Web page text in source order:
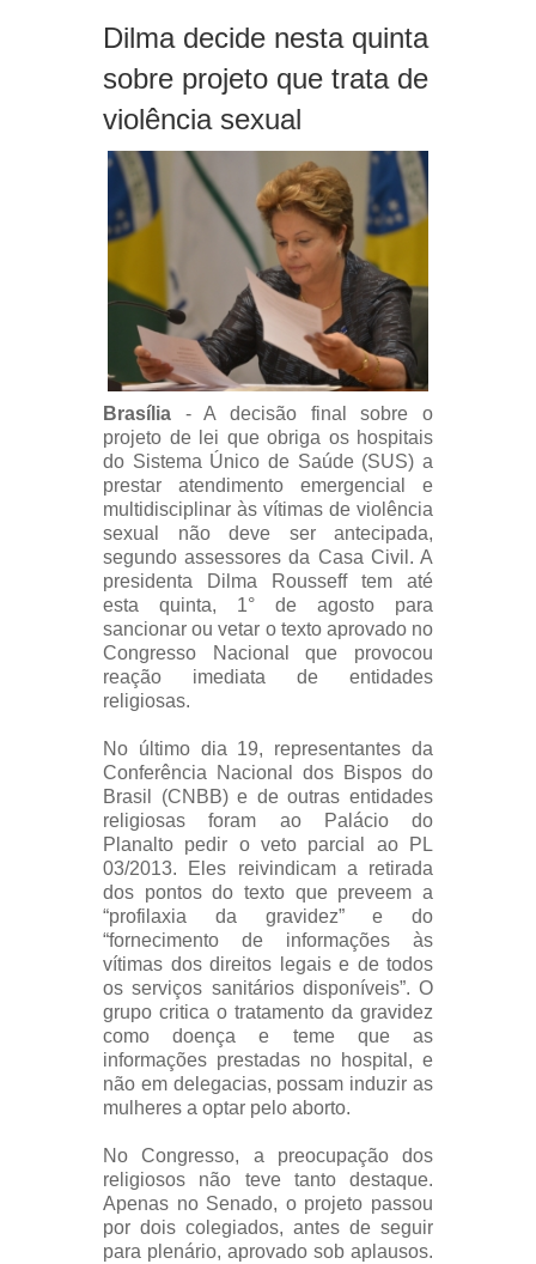
Dilma decide nesta quinta
sobre projeto que trata de
violência sexual
Brasília - A decisão final sobre o
projeto de lei que obriga os hospitais
do Sistema Único de Saúde (SUS) a
prestar atendimento emergencial e
multidisciplinar às vítimas de violência
sexual não deve ser antecipada,
segundo assessores da Casa Civil. A
presidenta Dilma Rousseff tem até
esta quinta, 1° de agosto para
sancionar ou vetar o texto aprovado no
Congresso Nacional que provocou
reação imediata de entidades
religiosas.
No último dia 19, representantes da
Conferência Nacional dos Bispos do
Brasil (CNBB) e de outras entidades
religiosas foram ao Palácio do
Planalto pedir o veto parcial ao PL
03/2013. Eles reivindicam a retirada
dos pontos do texto que preveem a
“profilaxia da gravidez” e do
“fornecimento de informações às
vítimas dos direitos legais e de todos
os serviços sanitários disponíveis”. O
grupo critica o tratamento da gravidez
como doença e teme que as
informações prestadas no hospital, e
não em delegacias, possam induzir as
mulheres a optar pelo aborto.
No Congresso, a preocupação dos
religiosos não teve tanto destaque.
Apenas no Senado, o projeto passou
por dois colegiados, antes de seguir
para plenário, aprovado sob aplausos.